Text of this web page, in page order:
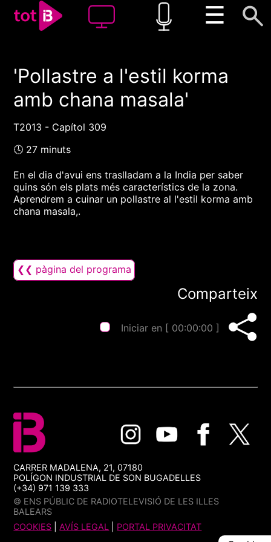
☰
00:00 00:00
1x
'Pollastre a l'estil korma
amb chana masala'
T2013 - Capítol 309
🕓 27 minuts
En el dia d'avui ens traslladam a la India per saber
quins són els plats més característics de la zona.
Aprendrem a cuinar un pollastre al l'estil korma amb
chana masala,.
❮❮ pàgina del programa
Comparteix
Iniciar en [ 00:00:00 ]
CARRER MADALENA, 21, 07180
POLÍGON INDUSTRIAL DE SON BUGADELLES
(+34) 971 139 333
© ENS PÚBLIC DE RADIOTELEVISIÓ DE LES ILLES
BALEARS
COOKIES |AVÍS LEGAL PORTAL PRIVACITAT